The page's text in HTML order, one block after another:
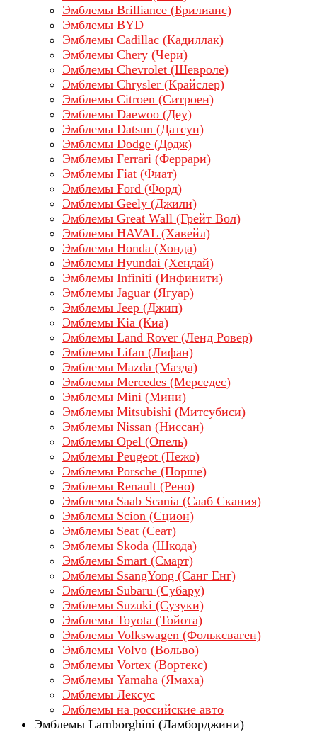
Эмблемы Brilliance (Брилианс)
Эмблемы BYD
Эмблемы Cadillac (Кадиллак)
Эмблемы Chery (Чери)
Эмблемы Chevrolet (Шевроле)
Эмблемы Chrysler (Крайслер)
Эмблемы Citroen (Ситроен)
Эмблемы Daewoo (Деу)
Эмблемы Datsun (Датсун)
Эмблемы Dodge (Додж)
Эмблемы Ferrari (Феррари)
Эмблемы Fiat (Фиат)
Эмблемы Ford (Форд)
Эмблемы Geely (Джили)
Эмблемы Great Wall (Грейт Вол)
Эмблемы HAVAL (Хавейл)
Эмблемы Honda (Хонда)
Эмблемы Hyundai (Хендай)
Эмблемы Infiniti (Инфинити)
Эмблемы Jaguar (Ягуар)
Эмблемы Jeep (Джип)
Эмблемы Kia (Киа)
Эмблемы Land Rover (Ленд Ровер)
Эмблемы Lifan (Лифан)
Эмблемы Mazda (Мазда)
Эмблемы Mercedes (Мерседес)
Эмблемы Mini (Мини)
Эмблемы Mitsubishi (Митсубиси)
Эмблемы Nissan (Ниссан)
Эмблемы Opel (Опель)
Эмблемы Peugeot (Пежо)
Эмблемы Porsche (Порше)
Эмблемы Renault (Рено)
Эмблемы Saab Scania (Сааб Скания)
Эмблемы Scion (Сцион)
Эмблемы Seat (Сеат)
Эмблемы Skoda (Шкода)
Эмблемы Smart (Смарт)
Эмблемы SsangYong (Санг Енг)
Эмблемы Subaru (Субару)
Эмблемы Suzuki (Сузуки)
Эмблемы Toyota (Тойота)
Эмблемы Volkswagen (Фольксваген)
Эмблемы Volvo (Вольво)
Эмблемы Vortex (Вортекс)
Эмблемы Yamaha (Ямаха)
Эмблемы Лексус
Эмблемы на российские авто
Эмблемы Lamborghini (Ламборджини)